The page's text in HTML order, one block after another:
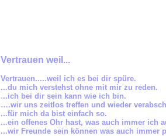
Vertrauen weil...
Vertrauen.....weil ich es bei dir spüre.
...du mich verstehst ohne mit mir zu reden.
...ich bei dir sein kann wie ich bin.
….wir uns zeitlos treffen und wieder
...für mich da bist einfach so.
...ein offenes Ohr hast, was auch immer ich
...wir Freunde sein können was auch immer